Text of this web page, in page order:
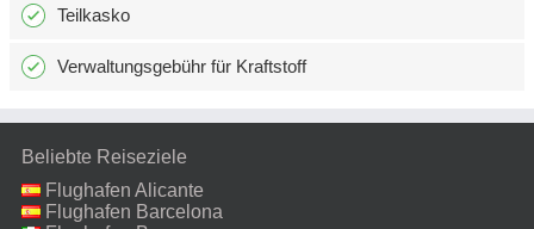
Teilkasko
Verwaltungsgebühr für Kraftstoff
Beliebte Reiseziele
Flughafen Alicante
Flughafen Barcelona